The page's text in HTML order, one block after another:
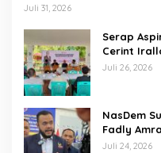
Juli 31, 2026
Serap
Cerint
Kurikulum
Juli 26, 2026
NasDem
Fadly
Kader
Juli 24, 2026